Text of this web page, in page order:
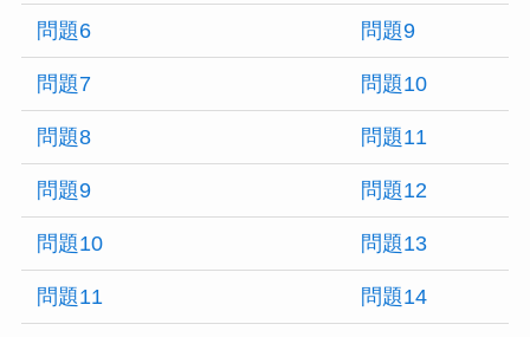
問題6 問題9
問題7 問題10
問題8 問題11
問題9 問題12
問題10 問題13
問題11 問題14